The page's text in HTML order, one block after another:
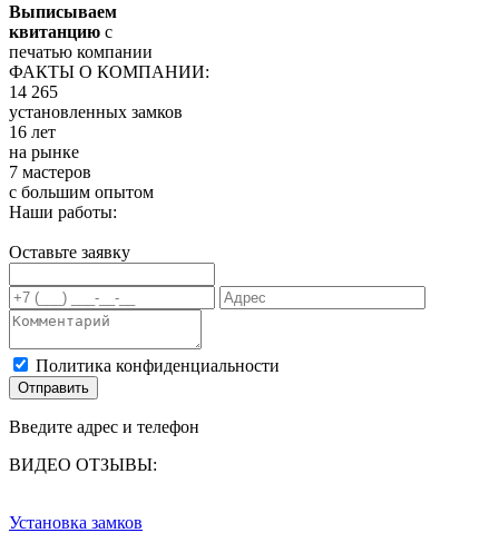
Выписываем
квитанцию с
печатью компании
ФАКТЫ О КОМПАНИИ:
14 265
установленных замков
16 лет
на рынке
7 мастеров
с большим опытом
Наши работы:
Оставьте заявку
Политика конфиденциальности
Отправить
Введите адрес и телефон
ВИДЕО ОТЗЫВЫ:
Установка замков